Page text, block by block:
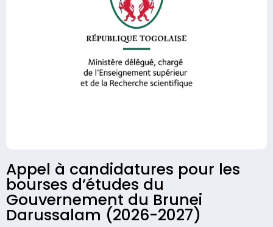
Appel à candidatures pour les
bourses d’études du
Gouvernement du Brunei
Darussalam (2026-2027)